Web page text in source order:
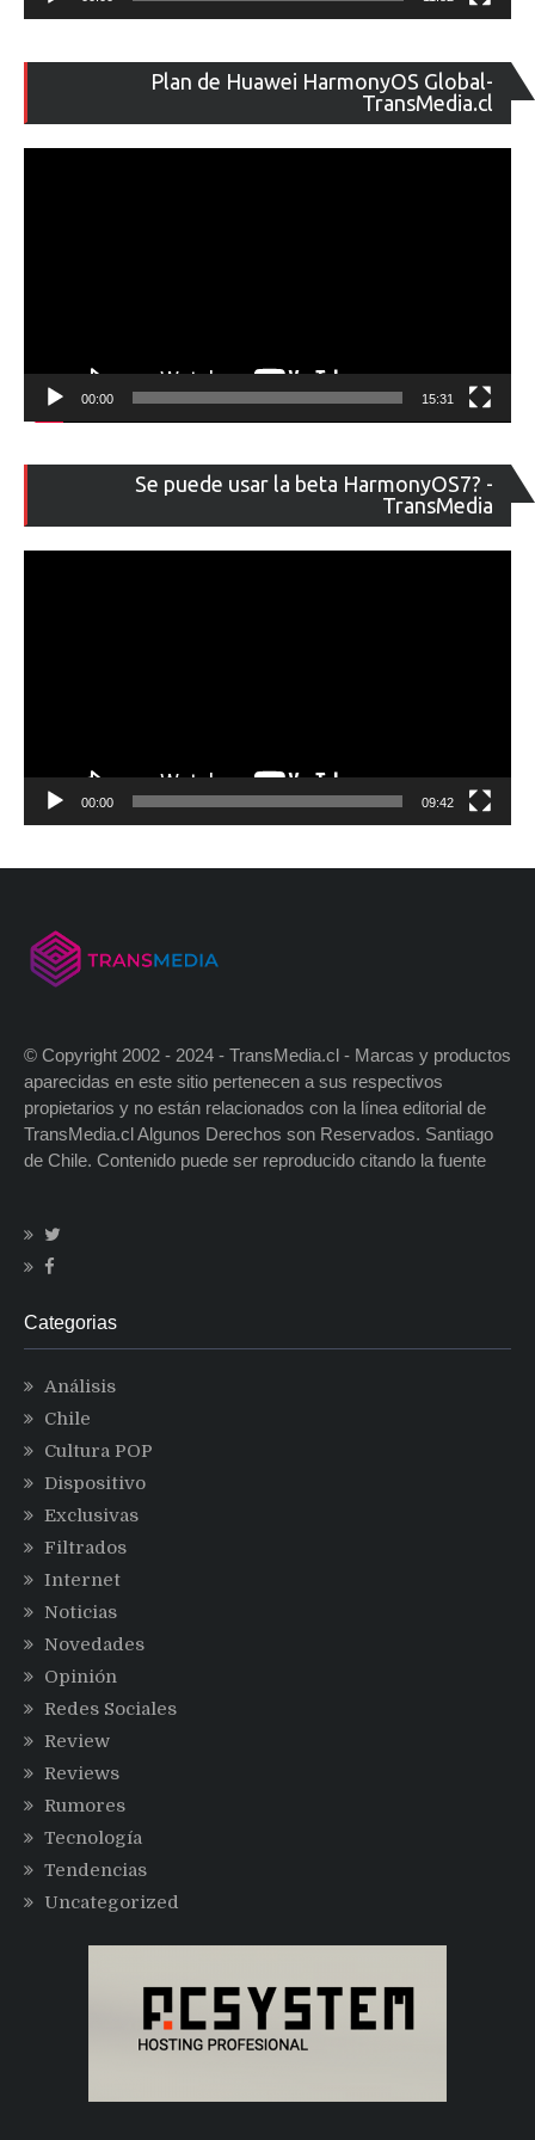
Plan de Huawei HarmonyOS Global-
TransMedia.cl
de
00:00 15:31
Se puede usar la beta HarmonyOS7? -
TransMedia
de
00:00 09:42
© Copyright 2002 - 2024 - TransMedia.cl - Marcas y productos
aparecidas en este sitio pertenecen a sus respectivos
propietarios y no están relacionados con la línea editorial de
TransMedia.cl Algunos Derechos son Reservados. Santiago
de Chile. Contenido puede ser reproducido citando la fuente
Categorias
Análisis
Chile
Cultura POP
Dispositivo
Exclusivas
Filtrados
Internet
Noticias
Novedades
Opinión
Redes Sociales
Review
Reviews
Rumores
Tecnología
Tendencias
Uncategorized